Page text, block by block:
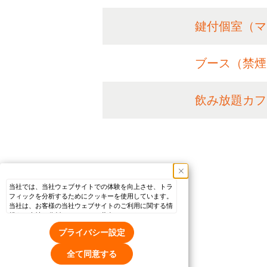
鍵付個室（マ
ブース（禁煙
飲み放題カフ
当社では、当社ウェブサイトでの体験を向上させ、トラ
フィックを分析するためにクッキーを使用しています。
当社は、お客様の当社ウェブサイトのご利用に関する情
報を、当社の分析パートナーと共有しており、そのパー
トナーは、お客様が提供した他の情報や、お客様のサー
ビス利用から収集した他の情報と組み合わせることがあ
ります。当社ウェブサイトのクッキー設定をカスタマイ
ズするには、「プライバシー設定」をクリックしてくだ
プライバシー設定
全て同意する